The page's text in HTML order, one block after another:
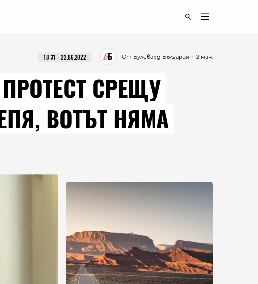
・ 2 мин.
От Булевард България
18:31 - 22.06.2022
СРЕЩУ
ВОТЪТ НЯМА